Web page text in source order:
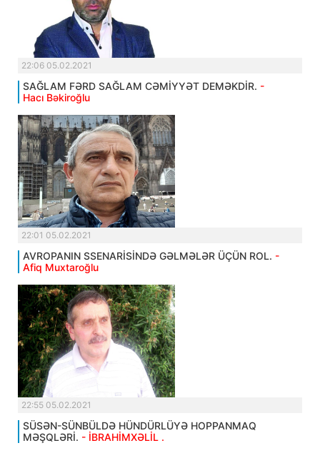
22:06 05.02.2021
SAĞLAM FƏRD SAĞLAM CƏMİYYƏT DEMƏKDİR. -
Hacı Bəkiroğlu
22:01 05.02.2021
AVROPANIN SSENARİSİNDƏ GƏLMƏLƏR ÜÇÜN ROL. -
Afiq Muxtaroğlu
22:55 05.02.2021
SÜSƏN-SÜNBÜLDƏ HÜNDÜRLÜYƏ HOPPANMAQ
MƏŞQLƏRİ. - İBRAHİMXƏLİL .